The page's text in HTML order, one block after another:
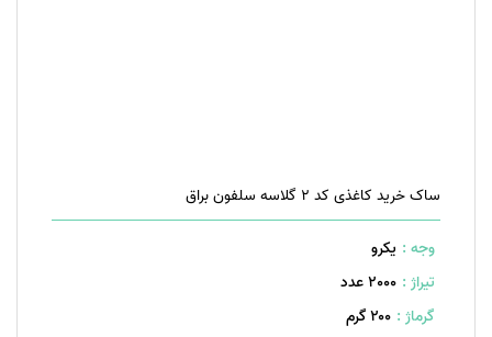
ساک خرید کاغذی کد 2 گلاسه سلفون براق
وجه : یکرو
تیراژ : 2000 عدد
گرماژ : ۲۰۰ گرم